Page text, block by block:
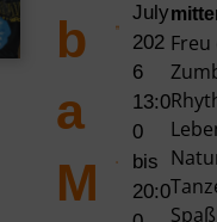
b
a
M
July
202
6
13:0
0
bis
20:0